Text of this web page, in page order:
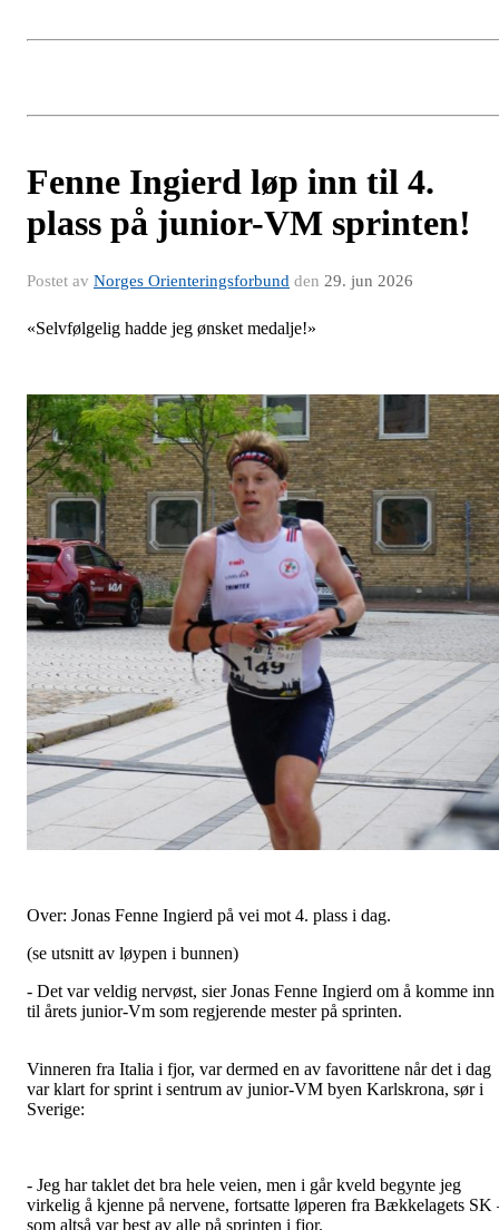
Fenne Ingierd løp inn til 4.
plass på junior-VM sprinten!
Postet av Norges Orienteringsforbund den 29. jun 2026
«Selvfølgelig hadde jeg ønsket medalje!»
Over: Jonas Fenne Ingierd på vei mot 4. plass i dag.
(se utsnitt av løypen i bunnen)
- Det var veldig nervøst, sier Jonas Fenne Ingierd om å komme inn
til årets junior-Vm som regjerende mester på sprinten.
Vinneren fra Italia i fjor, var dermed en av favorittene når det i dag
var klart for sprint i sentrum av junior-VM byen Karlskrona, sør i
Sverige:
- Jeg har taklet det bra hele veien, men i går kveld begynte jeg
virkelig å kjenne på nervene, fortsatte løperen fra Bækkelagets SK
som altså var best av alle på sprinten i fjor.